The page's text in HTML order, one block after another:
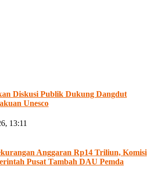
Diskusi Publik Dukung Dangdut
Unesco
13:11
Anggaran Rp14 Triliun, Komisi
Pusat Tambah DAU Pemda